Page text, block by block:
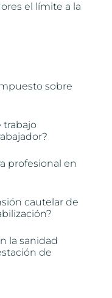
el límite a la
sobre
trabajo
profesional en
cautelar de
la sanidad
de